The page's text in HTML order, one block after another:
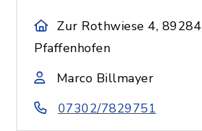
Zur Rothwiese 4, 89284
Pfaffenhofen
Marco Billmayer
07302/7829751